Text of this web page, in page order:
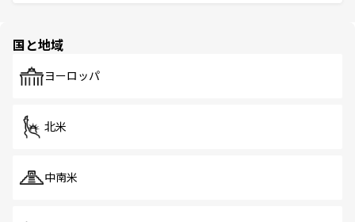
で、ホーカーズは地元の風情を楽しめる外せないスポット
国と地域
ヨーロッパ
北米
中南米